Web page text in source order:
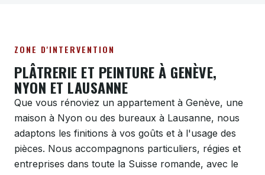
ZONE D'INTERVENTION
PLÂTRERIE ET PEINTURE À GENÈVE,
NYON ET LAUSANNE
Que vous rénoviez un appartement à Genève, une
maison à Nyon ou des bureaux à Lausanne, nous
adaptons les finitions à vos goûts et à l'usage des
pièces. Nous accompagnons particuliers, régies et
entreprises dans toute la Suisse romande, avec le